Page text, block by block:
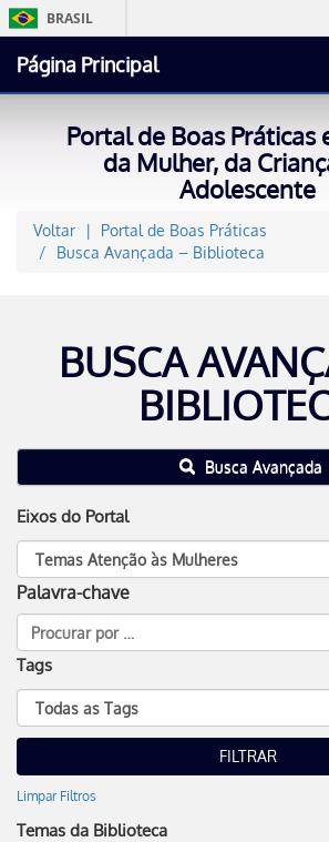
BRASIL
Página Principal
Portal de Boas Práticas
da Mulher, da
Adolescente
Voltar
Portal de Boas Práticas
Busca Avançada – Biblioteca
BUSCA
Busca Avançada
Eixos do Portal
Palavra-chave
Tags
Limpar Filtros
Temas da Biblioteca